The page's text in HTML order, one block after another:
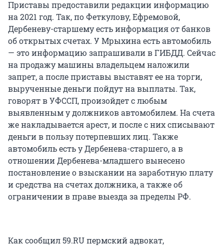
Приставы предоставили редакции информацию
на 2021 год. Так, по Феткулову, Ефремовой,
Дербеневу-старшему есть информация от банков
об открытых счетах. У Мрыхина есть автомобиль
— это информацию запрашивали в ГИБДД. Сейчас
на продажу машины владельцем наложили
запрет, а после приставы выставят ее на торги,
вырученные деньги пойдут на выплаты. Так,
говорят в УФССП, произойдет с любым
выявленным у должников автомобилем. На счета
же накладывается арест, и после с них списывают
деньги в пользу потерпевших лиц. Также
автомобиль есть у Дербенева-старшего, а в
отношении Дербенева-младшего вынесено
постановление о взыскании на заработную плату
и средства на счетах должника, а также об
ограничении в праве выезда за пределы РФ.
Как сообщил 59.RU пермский адвокат,